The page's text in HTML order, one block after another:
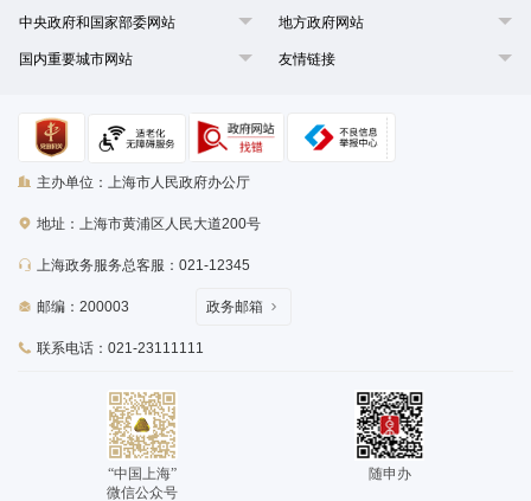
中央政府和国家部委网站 地方政府网站
国内重要城市网站 友情链接
主办单位：上海市人民政府办公厅
地址：上海市黄浦区人民大道200号
上海政务服务总客服：021-12345
邮编：200003
联系电话：021-23111111
政务邮箱
“中国上海”
微信公众号
随申办